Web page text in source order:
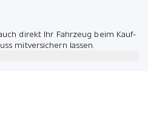
direkt Ihr Fahrzeug beim Kauf-
mitversichern lassen.